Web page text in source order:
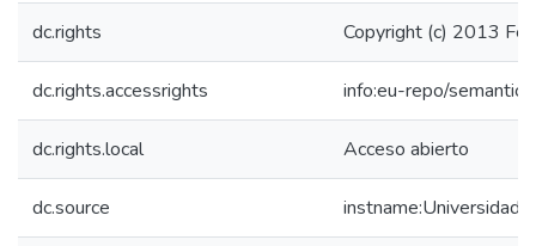
dc.rights Copyright (c) 2013
dc.rights.accessrights info:eu-repo/
dc.rights.local Acceso abierto
dc.source instname:Universidad